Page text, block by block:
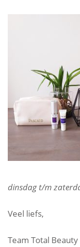
dinsdag t/m
Veel liefs,
Team Total Beauty